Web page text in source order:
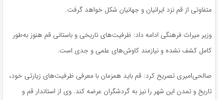
متفاوتی از قم نزد ایرانیان و جهانیان شکل خواهد گرفت.
وزیر میراث فرهنگی ادامه داد: ظرفیت‌های تاریخی و باستانی قم هنوز به‌طور
کامل کشف نشده و نیازمند کاوش‌های علمی و جدی است.
صالحی‌امیری تصریح کرد: قم باید همزمان با معرفی ظرفیت‌های زیارتی خود،
تاریخ و تمدن این شهر را نیز به گردشگران عرضه کند. وی از استاندار قم و